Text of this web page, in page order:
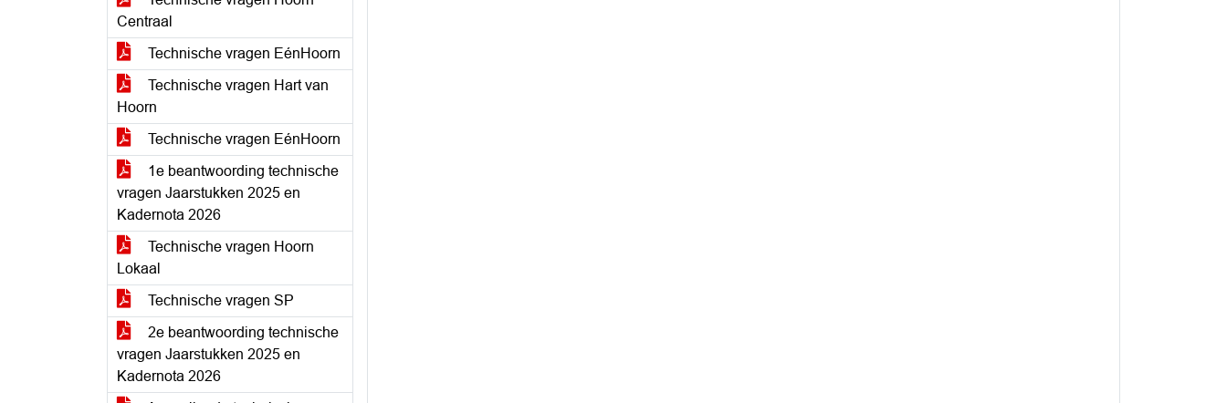
Centraal
Technische vragen EénHoorn
Technische vragen Hart van
Hoorn
Technische vragen EénHoorn
1e beantwoording technische
vragen Jaarstukken 2025 en
Kadernota 2026
Technische vragen Hoorn
Lokaal
Technische vragen SP
2e beantwoording technische
vragen Jaarstukken 2025 en
Kadernota 2026